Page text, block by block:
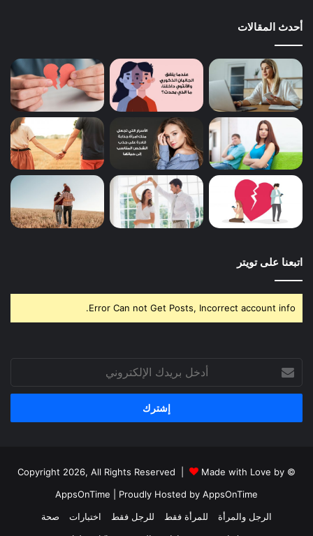
أحدث المقالات
اتبعنا على تويتر
Error Can not Get Posts, Incorrect account info.
بريدك
الإلكتروني
© Copyright 2026, All Rights Reserved |
Made with Love by
AppsOnTime | Proudly Hosted by AppsOnTime
الرجل والمرأة
للمرأة فقط للرجل فقط اختبارات
صحة